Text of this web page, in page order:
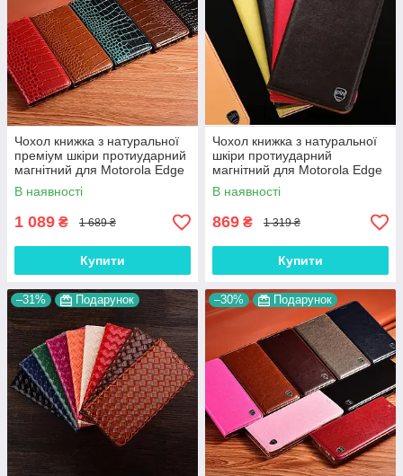
Чохол книжка з натуральної
преміум шкіри протиударний
магнітний для Motorola Edge
30 Pro "CROCODILE"
В наявності
1 089 ₴ 1 689 ₴
Купити
Чохол книжка з натуральної
шкіри протиударний
магнітний для Motorola Edge
30 Pro "CLASIC"
В наявності
869 ₴ 1 319 ₴
Купити
–31% Подарунок –30% Подарунок